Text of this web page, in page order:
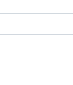
**: 国内利用社数
**: すべての自動化技術
ョン**: 「We Make